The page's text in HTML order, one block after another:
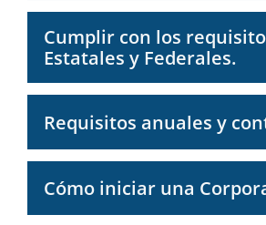
Cumplir con los
Estatales y Federales.
Requisitos anuales y
Cómo iniciar una